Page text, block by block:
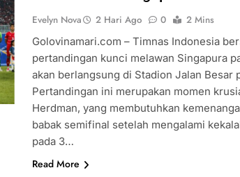
Evelyn Nova 2 Hari Ago 0
2 Mins
Golovinamari.com – Timnas Indonesia
pertandingan kunci melawan Singapura
akan berlangsung di Stadion Jalan Besar
Pertandingan ini merupakan momen
Herdman, yang membutuhkan
babak semifinal setelah mengalami
pada 3…
Read More